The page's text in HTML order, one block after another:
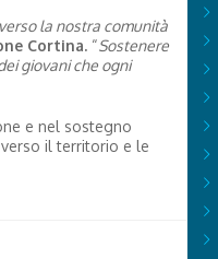
la nostra comunità
Cortina. “Sostenere
giovani che ogni
e nel sostegno
il territorio e le